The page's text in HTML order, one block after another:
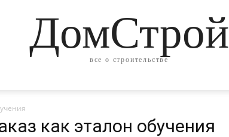
ДомСтрой
все о строительстве
как эталон обучения